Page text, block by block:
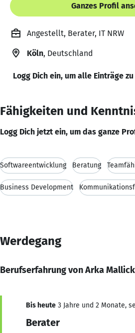
Ganzes Profil
Angestellt, Berater, IT NRW
Köln, Deutschland
Logg Dich ein, um alle Einträge
Fähigkeiten und
Logg Dich jetzt ein, um das ganze
Softwareentwicklung Beratung
Business Development
Werdegang
Berufserfahrung von Arka Mallick
Bis heute 3 Jahre und 2 Monate,
Berater